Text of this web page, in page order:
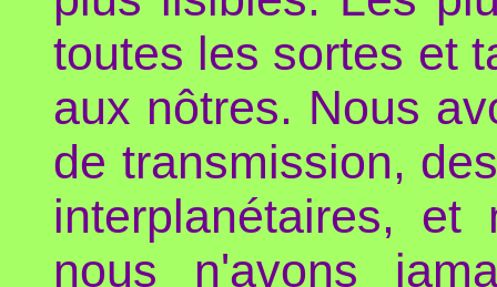
toutes les sortes et
aux nôtres. Nous
de transmission,
interplanétaires,
nous n'avons